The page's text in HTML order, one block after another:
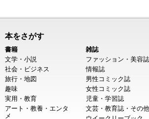
本をさがす
書籍
文学・小説
社会・ビジネス
旅行・地図
趣味
実用・教育
アート・教養・エンタ
メ
雑誌
ファッション・美容誌
情報誌
男性コミック誌
女性コミック誌
児童・学習誌
文芸・教育誌・その他